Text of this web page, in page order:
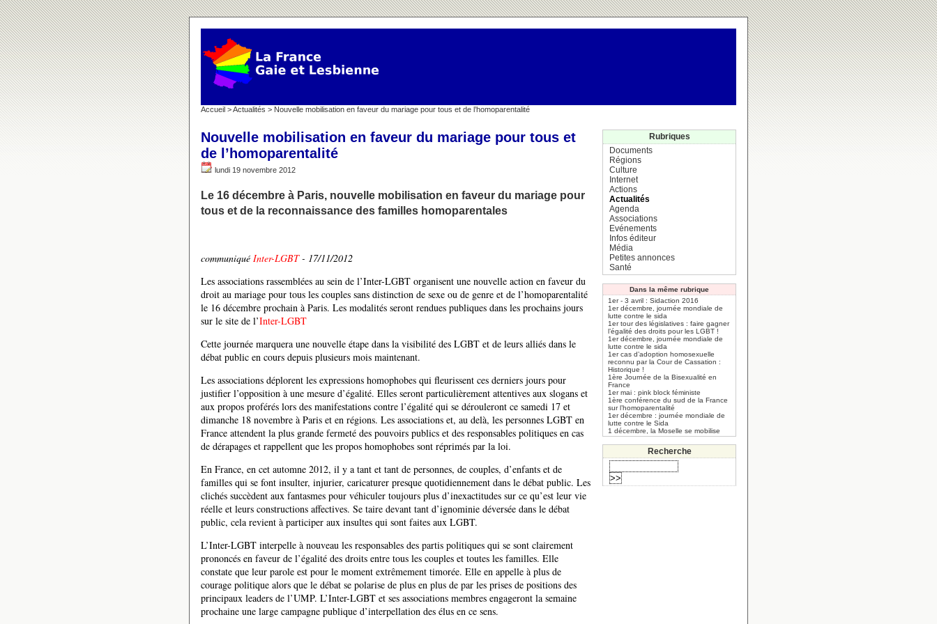
Accueil >Actualités > Nouvelle mobilisation en faveur du mariage pour tous et de l’homoparentalité
Nouvelle mobilisation en faveur du mariage pour tous et
de l’homoparentalité
lundi 19 novembre 2012
Le 16 décembre à Paris, nouvelle mobilisation en faveur du mariage pour
tous et de la reconnaissance des familles homoparentales
communiqué Inter-LGBT- 17/11/2012
Les associations rassemblées au sein de l’Inter-LGBT organisent une nouvelle action en faveur du
droit au mariage pour tous les couples sans distinction de sexe ou de genre et de l’homoparentalité
le 16 décembre prochain à Paris. Les modalités seront rendues publiques dans les prochains jours
sur le site de l’Inter-LGBT
Cette journée marquera une nouvelle étape dans la visibilité des LGBT et de leurs alliés dans le
débat public en cours depuis plusieurs mois maintenant.
Les associations déplorent les expressions homophobes qui fleurissent ces derniers jours pour
justifier l’opposition à une mesure d’égalité. Elles seront particulièrement attentives aux slogans et
aux propos proférés lors des manifestations contre l’égalité qui se dérouleront ce samedi 17 et
dimanche 18 novembre à Paris et en régions. Les associations et, au delà, les personnes LGBT en
France attendent la plus grande fermeté des pouvoirs publics et des responsables politiques en cas
de dérapages et rappellent que les propos homophobes sont réprimés par la loi.
En France, en cet automne 2012, il y a tant et tant de personnes, de couples, d’enfants et de
familles qui se font insulter, injurier, caricaturer presque quotidiennement dans le débat public. Les
clichés succèdent aux fantasmes pour véhiculer toujours plus d’inexactitudes sur ce qu’est leur vie
réelle et leurs constructions affectives. Se taire devant tant d’ignominie déversée dans le débat
public, cela revient à participer aux insultes qui sont faites aux LGBT.
L’Inter-LGBT interpelle à nouveau les responsables des partis politiques qui se sont clairement
prononcés en faveur de l’égalité des droits entre tous les couples et toutes les familles. Elle
constate que leur parole est pour le moment extrêmement timorée. Elle en appelle à plus de
courage politique alors que le débat se polarise de plus en plus de par les prises de positions des
principaux leaders de l’UMP. L’Inter-LGBT et ses associations membres engageront la semaine
prochaine une large campagne publique d’interpellation des élus en ce sens.
Rubriques
Documents
Régions
Culture
Internet
Actions
Actualités
Agenda
Associations
Evénements
Infos éditeur
Média
Petites annonces
Santé
Dans la même rubrique
1er - 3 avril : Sidaction 2016
1er décembre, journée mondiale de
lutte contre le sida
1er tour des législatives : faire gagner
l’égalité des droits pour les LGBT !
1er décembre, journée mondiale de
lutte contre le sida
1er cas d’adoption homosexuelle
reconnu par la Cour de Cassation :
Historique !
1ère Journée de la Bisexualité en
France
1er mai : pink block féministe
1ère conférence du sud de la France
sur l’homoparentalité
1er décembre : journée mondiale de
lutte contre le Sida
1 décembre, la Moselle se mobilise
Recherche